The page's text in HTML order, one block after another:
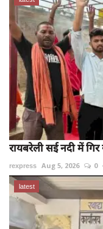
रायबरेली सई नदी में
rexpress Aug 5, 2026 0
latest